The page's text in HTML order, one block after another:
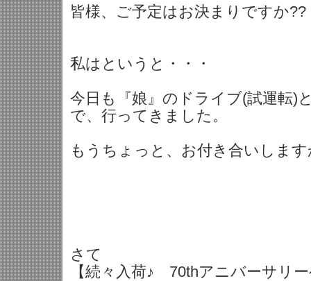
皆様、ご予定はお決まりですか??
私はというと・・・
今日も『娘』のドライブ(試運転)
で、行ってきました。
もうちょっと、お付き合いしま
さて
【続々入荷♪ 70thアニバーサリ